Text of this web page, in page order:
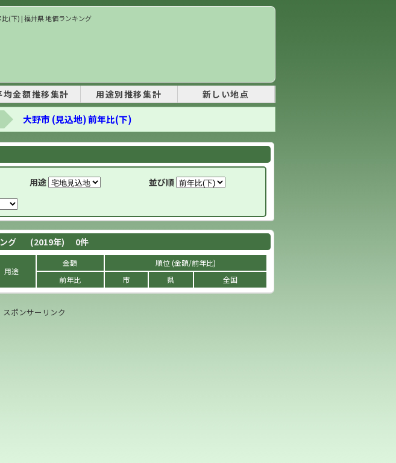
(下) | 福井県 地価ランキング
均金額推移集計 用途別推移集計 新しい地点
大野市 (見込地) 前年比(下)
用途
並び順
グ (2019年) 0件
用途
金額
順位 (金額/前年比)
前年比
市 県 全国
スポンサーリンク